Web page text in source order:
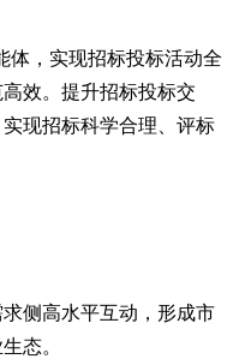
体，实现招标投标活动全
效。提升招标投标交
现招标科学合理、评标
侧高水平互动，形成市
态。